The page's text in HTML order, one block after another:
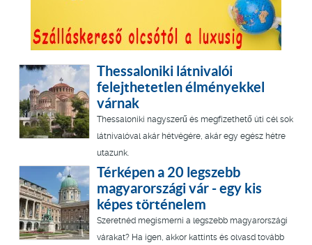
Thessaloniki látnivalói
felejthetetlen élményekkel
várnak
Thessaloniki nagyszerű és megfizethető úti cél sok
látnivalóval akár hétvégére, akár egy egész hétre
utazunk.
Térképen a 20 legszebb
magyarországi vár - egy kis
képes történelem
Szeretnéd megismerni a legszebb magyarországi
várakat? Ha igen, akkor kattints és olvasd tovább